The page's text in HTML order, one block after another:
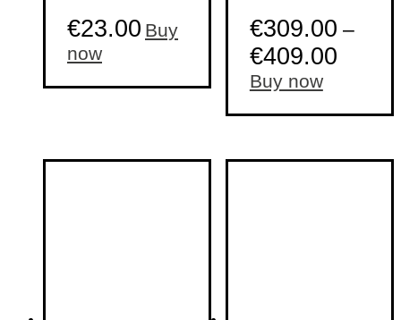
€23.00 Buy
now
€309.00 –
€409.00
Buy nowThis
product
The